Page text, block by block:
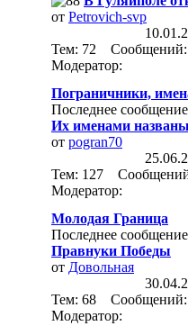
от Petrovich-svp
Тем: 72 Сообщений:
Модератор:
Пограничники,
Последнее сообщение
Их именами
от pogran70
Тем: 127
Модератор:
Молодая Граница
Последнее сообщение
Правнуки Победы
от Довольная
Тем: 68 Сообщений:
Модератор: